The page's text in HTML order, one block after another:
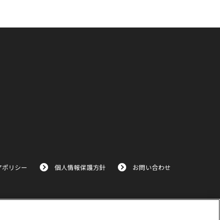
リシー 個人情報保護方針 お問い合わせ